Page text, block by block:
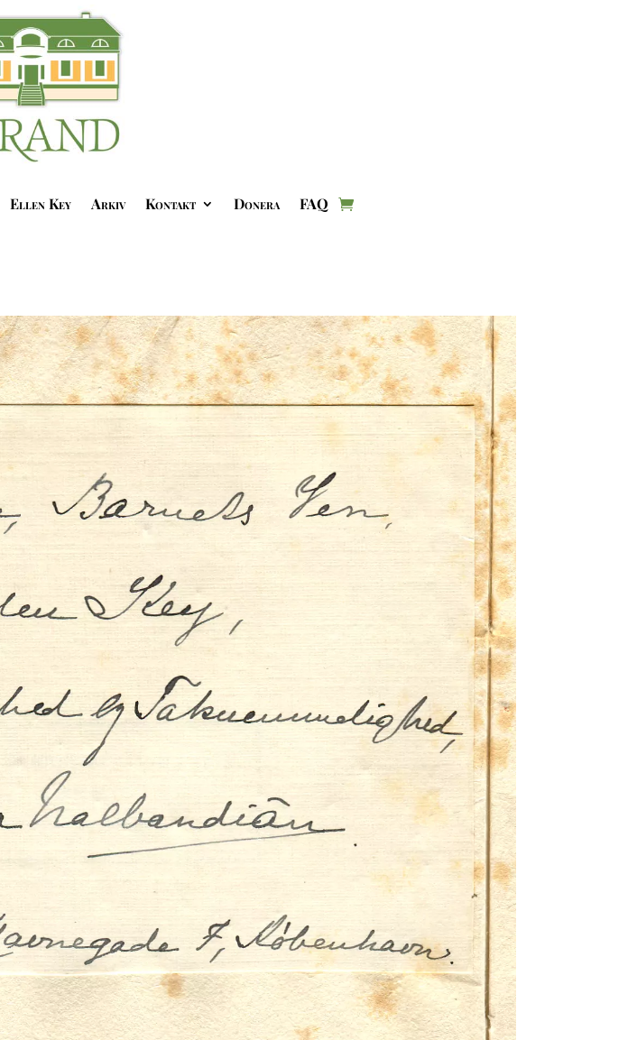
Ellen Key Arkiv Kontakt Donera FAQ